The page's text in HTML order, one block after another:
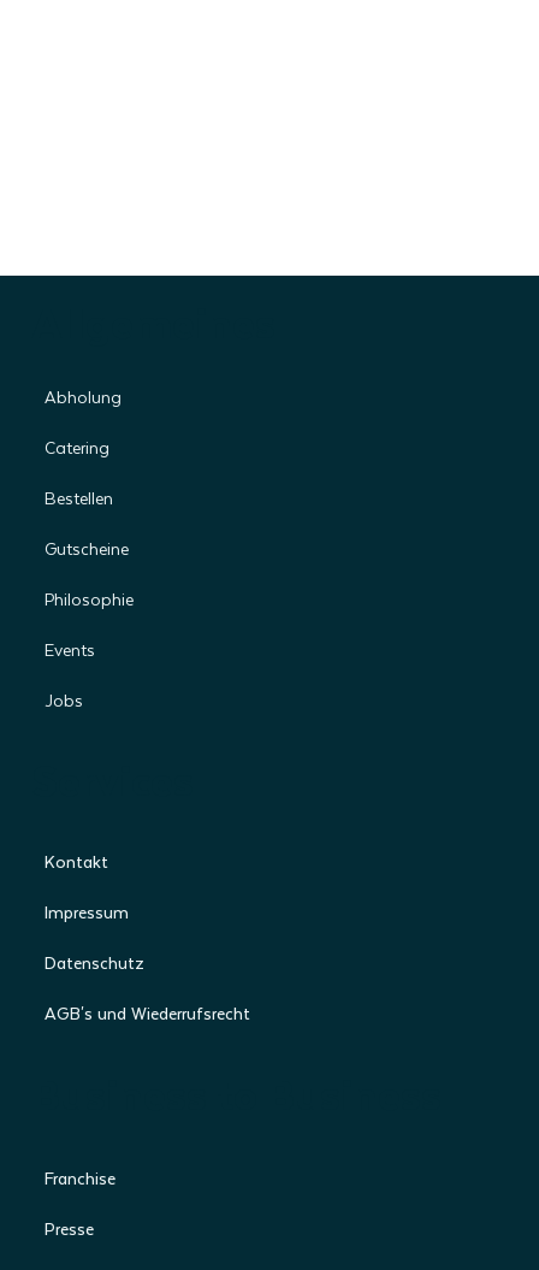
Kontakt
Impressum
Datenschutz
AGB's und Wiederrufsrecht
Franchise
Presse
Abholung
Catering
Bestellen
Gutscheine
Philosophie
Events
Jobs